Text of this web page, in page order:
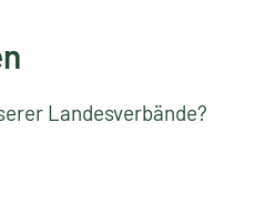
Landesverbände?